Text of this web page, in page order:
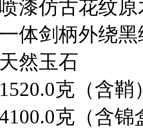
漆仿古花纹原
体剑柄外绕黑
然玉石
克（含鞘
克（含锦